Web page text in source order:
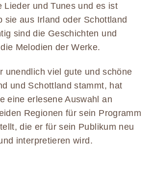
Lieder und Tunes und es ist
sie aus Irland oder Schottland
sind die Geschichten und
Melodien der Werke.
unendlich viel gute und schöne
und Schottland stammt, hat
eine erlesene Auswahl an
Regionen für sein Programm
die er für sein Publikum neu
interpretieren wird.